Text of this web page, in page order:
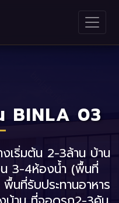
BINLA 03
เริ่มต้น 2-3ล้าน บ้าน
3-4ห้องน้ำ (พื้นที่
ที่รับประทานอาหาร